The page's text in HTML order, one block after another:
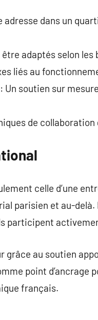
adresse dans un
adaptés selon
liés au
: Un soutien sur
de
celle d’une
parisien et au-
participent
grâce au soutien
point
français.